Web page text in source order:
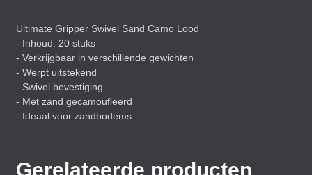
Ultimate Gripper Swivel Sand Camo Lood
- Inhoud: 20 stuks
- Verkrijgbaar in verschillende gewichten
- Werpt uitstekend
- Swivel bevestiging
- Met zand gecamoufleerd
- Ideaal voor zandbodems
Gerelateerde producten